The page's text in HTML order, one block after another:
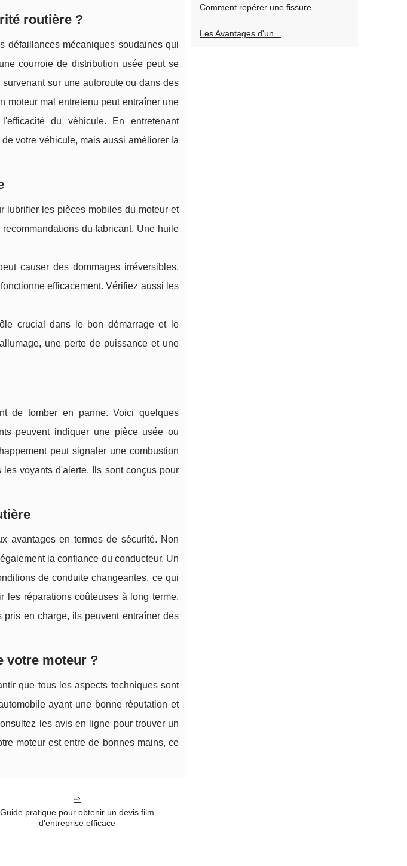
routière ?
défaillances mécaniques soudaines qui
courroie de distribution usée peut se
sur une autoroute ou dans des
moteur mal entretenu peut entraîner une
du véhicule. En entretenant
votre véhicule, mais aussi améliorer la
lubrifier les pièces mobiles du moteur et
du fabricant. Une huile
causer des dommages irréversibles.
efficacement. Vérifiez aussi les
crucial dans le bon démarrage et le
une perte de puissance et une
de tomber en panne. Voici quelques
peuvent indiquer une pièce usée ou
peut signaler une combustion
voyants d'alerte. Ils sont conçus pour
avantages en termes de sécurité. Non
la confiance du conducteur. Un
de conduite changeantes, ce qui
les réparations coûteuses à long terme.
en charge, ils peuvent entraîner des
votre moteur ?
que tous les aspects techniques sont
ayant une bonne réputation et
les avis en ligne pour trouver un
moteur est entre de bonnes mains, ce
Guide pratique pour obtenir un devis film
d'entreprise efficace
Comment repérer une fissure...
Les Avantages d'un...